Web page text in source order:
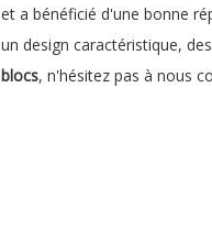
et a bénéficié d'une bonne
un design caractéristique,
blocs, n'hésitez pas à nous